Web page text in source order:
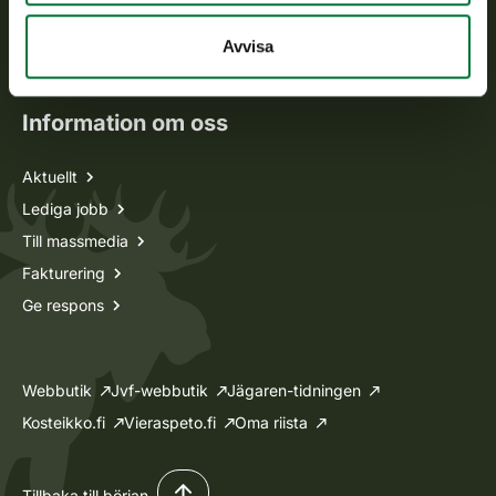
Avvisa
Information om oss
Aktuellt
Lediga jobb
Till massmedia
Fakturering
Ge respons
Webbutik Jvf-webbutik
Jägaren-tidningen
Kosteikko.fi
Vieraspeto.fi Oma riista